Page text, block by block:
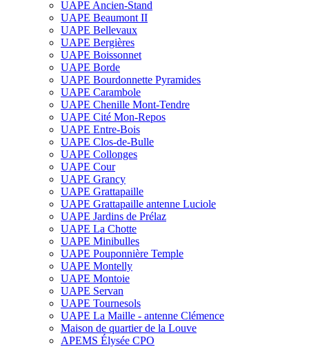
UAPE Ancien-Stand
UAPE Beaumont II
UAPE Bellevaux
UAPE Bergières
UAPE Boissonnet
UAPE Borde
UAPE Bourdonnette Pyramides
UAPE Carambole
UAPE Chenille Mont-Tendre
UAPE Cité Mon-Repos
UAPE Entre-Bois
UAPE Clos-de-Bulle
UAPE Collonges
UAPE Cour
UAPE Grancy
UAPE Grattapaille
UAPE Grattapaille antenne Luciole
UAPE Jardins de Prélaz
UAPE La Chotte
UAPE Minibulles
UAPE Pouponnière Temple
UAPE Montelly
UAPE Montoie
UAPE Servan
UAPE Tournesols
UAPE La Maille - antenne Clémence
Maison de quartier de la Louve
APEMS Élysée CPO